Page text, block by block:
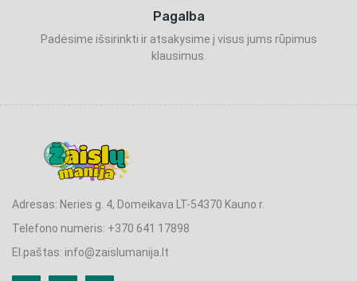
Pagalba
Padėsime išsirinkti ir atsakysime į visus jums rūpimus
klausimus.
Adresas: Neries g. 4, Domeikava LT-54370 Kauno r.
Telefono numeris: +370 641 17898
El.paštas: info@zaislumanija.lt